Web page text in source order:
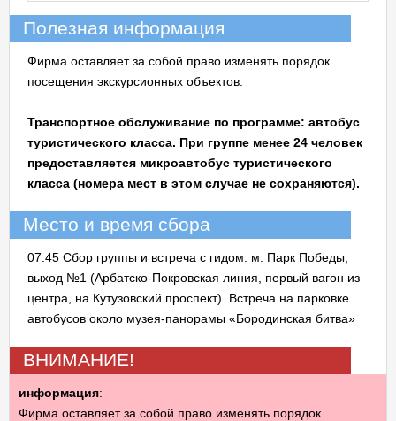
Полезная информация
Фирма оставляет за собой право изменять порядок
посещения экскурсионных объектов.
Транспортное обслуживание по программе: автобус
туристического класса. При группе менее 24 человек
предоставляется микроавтобус туристического
класса (номера мест в этом случае не сохраняются).
Место и время сбора
07:45 Сбор группы и встреча с гидом: м. Парк Победы,
выход №1 (Арбатско-Покровская линия, первый вагон из
центра, на Кутузовский проспект). Встреча на парковке
автобусов около музея-панорамы «Бородинская битва»
ВНИМАНИЕ!
информация:
Фирма оставляет за собой право изменять порядок